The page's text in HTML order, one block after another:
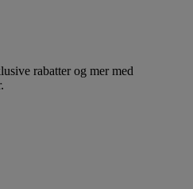
rabatter og mer med